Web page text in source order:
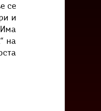
се
и
на